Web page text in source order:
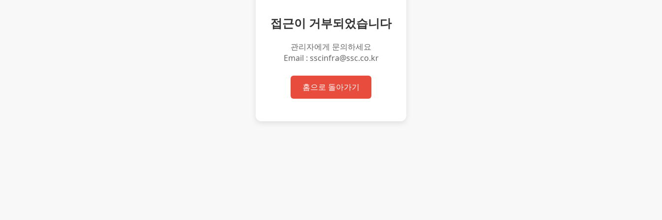
접근이 거부되었습니다
관리자에게 문의하세요
Email : sscinfra@ssc.co.kr
홈으로 돌아가기